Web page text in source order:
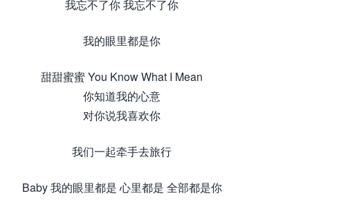
我忘不了你 我忘不了你
我的眼里都是你
甜甜蜜蜜 You Know What I Mean
你知道我的心意
对你说我喜欢你
我们一起牵手去旅行
Baby 我的眼里都是 心里都是 全部都是你